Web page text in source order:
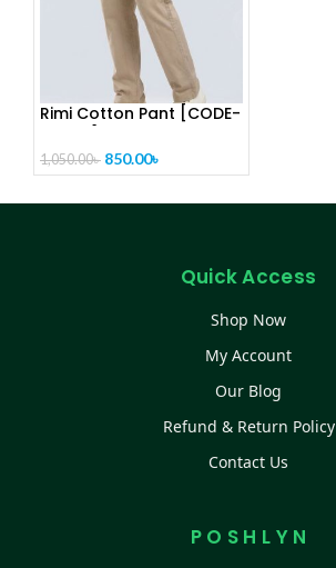
Rimi Cotton Pant [CODE-
1,050.00৳ 850.00৳
Quick Access
Shop Now
My Account
Our Blog
Refund & Return Policy
Contact Us
P O S H L Y N